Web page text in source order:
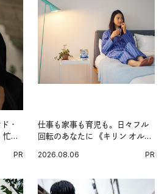
・
し
PR
仕事も家事も育児も。日々フル
回転のあなたに 《キリン オルニ
2026.08.06 PR